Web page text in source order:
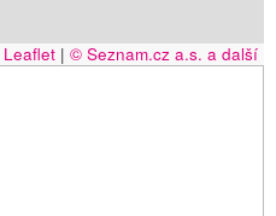
Leaflet | © Seznam.cz a.s. a další